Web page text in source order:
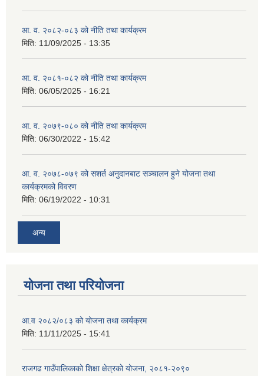
आ. व. २०८२-०८३ को नीति तथा कार्यक्रम
मिति: 11/09/2025 - 13:35
आ. व. २०८१-०८२ को नीति तथा कार्यक्रम
मिति: 06/05/2025 - 16:21
आ. व. २०७९-०८० को नीति तथा कार्यक्रम
मिति: 06/30/2022 - 15:42
आ. व. २०७८-०७९ को सशर्त अनुदानबाट सञ्चालन हुने योजना तथा
कार्यक्रमको विवरण
मिति: 06/19/2022 - 10:31
अन्य
योजना तथा परियोजना
आ.व २०८२/०८३ को योजना तथा कार्यक्रम
मिति: 11/11/2025 - 15:41
राजगढ गाउँपालिकाको शिक्षा क्षेत्रको योजना, २०८१-२०९०